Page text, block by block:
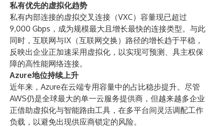
私有优先的虚拟化趋势
私有内部连接的虚拟交叉连接（VXC）容量现已超过
9,000 Gbps，成为规模最大且增长最快的连接类型。与此
同时，互联网与IX（互联网交换）路径的增长趋于平稳，
反映出企业正加速采用虚拟化，以实现可预测、具主权保
障的高性能网络连接。
Azure地位持续上升
近年来，Azure在云端专用容量中的占比稳步提升。尽管
AWS仍是全球最大的单一云服务提供商，但越来越多企业
正借助虚拟化与智能路由工具，在多平台间灵活调配工作
负载，以避免出现供应商锁定的风险。